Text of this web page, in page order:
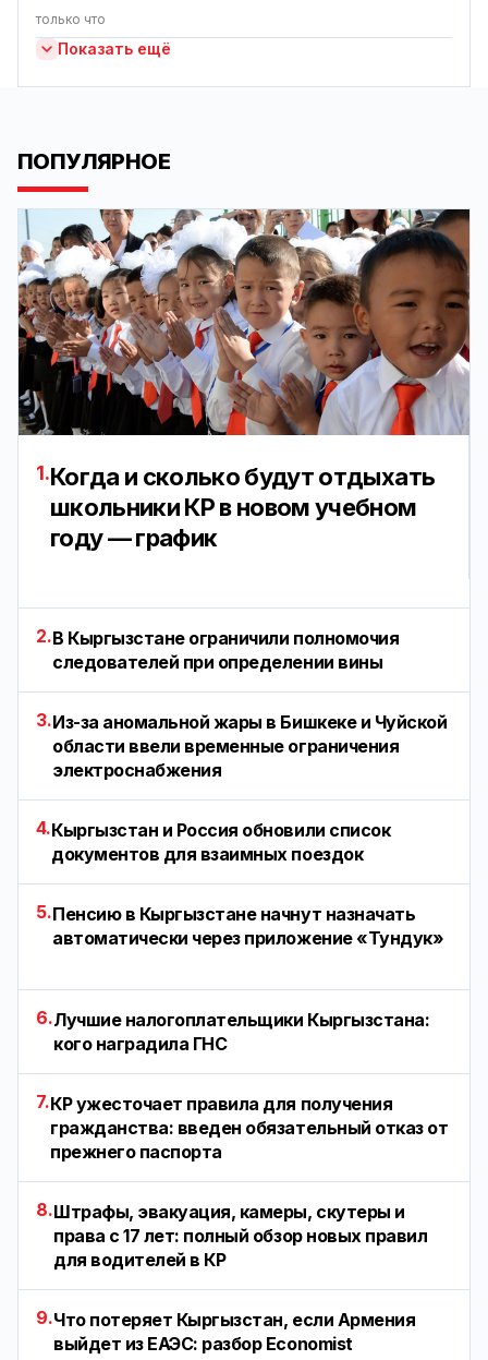
только что
Показать ещё
ПОПУЛЯРНОЕ
1.Когда и сколько будут отдыхать
школьники КР в новом учебном
году — график
2.В Кыргызстане ограничили полномочия
следователей при определении вины
3.Из-за аномальной жары в Бишкеке и Чуйской
области ввели временные ограничения
электроснабжения
4.Кыргызстан и Россия обновили список
документов для взаимных поездок
5.Пенсию в Кыргызстане начнут назначать
автоматически через приложение «Тундук»
6.Лучшие налогоплательщики Кыргызстана:
кого наградила ГНС
7.КР ужесточает правила для получения
гражданства: введен обязательный отказ от
прежнего паспорта
8.Штрафы, эвакуация, камеры, скутеры и
права с 17 лет: полный обзор новых правил
для водителей в КР
9.Что потеряет Кыргызстан, если Армения
выйдет из ЕАЭС: разбор Economist